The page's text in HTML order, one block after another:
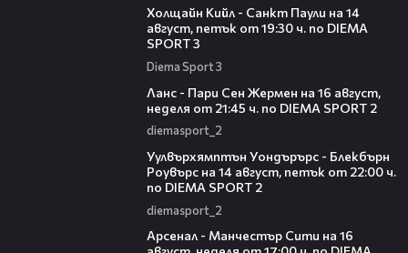
Холщайн Кийл - Санкт Паули на 14
август, петък от 19:30 ч. по DIEMA
SPORT 3
Diema Sport 3
Ланс - Пари Сен Жермен на 16 август,
неделя от 21:45 ч. по DIEMA SPORT 2
diemasport_2
Уулвърхямптън Уондърърс - Блекбърн
Роувърс на 14 август, петък от 22:00 ч.
по DIEMA SPORT 2
diemasport_2
Арсенал - Манчестър Сити на 16